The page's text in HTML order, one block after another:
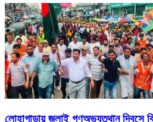
লোহাগাড়ায় জুলাই গণঅভ্যুত্থান দিবসে